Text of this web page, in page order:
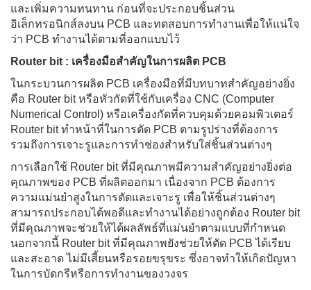
และเพิ่มความทนทาน ก่อนที่จะประกอบชิ้นส่วน
อิเล็กทรอนิกส์ลงบน PCB และทดสอบการทำงานเพื่อให้แน่ใจ
ว่า PCB ทำงานได้ตามที่ออกแบบไว้
Router bit : เครื่องมือสำคัญในการผลิต PCB
ในกระบวนการผลิต PCB เครื่องมือที่มีบทบาทสำคัญอย่างยิ่ง
คือ Router bit หรือหัวกัดที่ใช้กับเครื่อง CNC (Computer
Numerical Control) หรือเครื่องกัดที่ควบคุมด้วยคอมพิวเตอร์
Router bit ทำหน้าที่ในการตัด PCB ตามรูปร่างที่ต้องการ
รวมถึงการเจาะรูและการทำช่องสำหรับใส่ชิ้นส่วนต่างๆ
การเลือกใช้ Router bit ที่มีคุณภาพมีความสำคัญอย่างยิ่งต่อ
คุณภาพของ PCB ที่ผลิตออกมา เนื่องจาก PCB ต้องการ
ความแม่นยำสูงในการตัดและเจาะรู เพื่อให้ชิ้นส่วนต่างๆ
สามารถประกอบได้พอดีและทำงานได้อย่างถูกต้อง Router bit
ที่มีคุณภาพจะช่วยให้ได้ผลลัพธ์ที่แม่นยำตามแบบที่กำหนด
นอกจากนี้ Router bit ที่มีคุณภาพยังช่วยให้ตัด PCB ได้เรียบ
และสะอาด ไม่มีเสี้ยนหรือรอยขรุขระ ซึ่งอาจทำให้เกิดปัญหา
ในการบัดกรีหรือการทำงานของวงจร